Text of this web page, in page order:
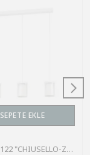
SEPETE EKLE
Eglo 901122 "CHIUSELLO-Z" 110 Cm Yüksekliğinde Çelik Beyaz Sarkıt Avize RGB